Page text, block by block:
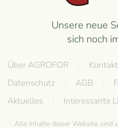
Unsere neue
sich noch
Über AGROFOR Kontakt
Datenschutz
AGB
Aktuelles
Interessante
Alle Inhalte dieser Website sind